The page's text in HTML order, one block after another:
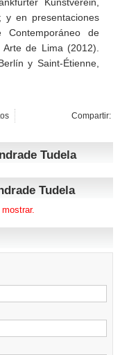
y en presentaciones
de
de Lima (2012).
y Saint-Étienne,
Compartir:
Tudela
Tudela